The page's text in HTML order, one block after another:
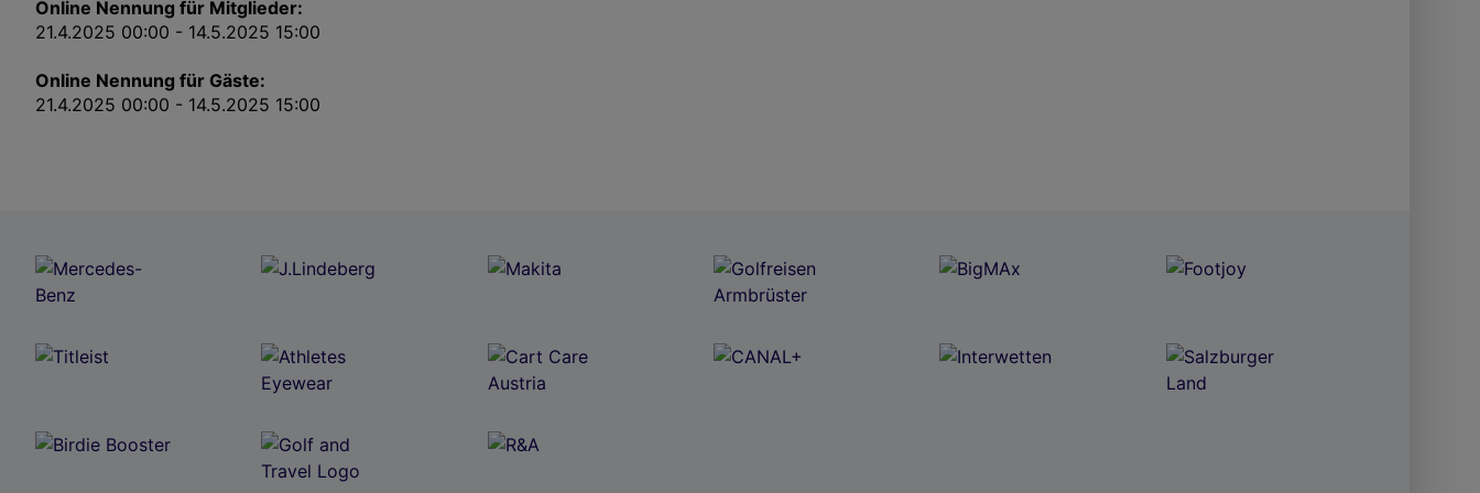
Online Nennung für Mitglieder:
21.4.2025 00:00 - 14.5.2025 15:00
Online Nennung für Gäste:
21.4.2025 00:00 - 14.5.2025 15:00